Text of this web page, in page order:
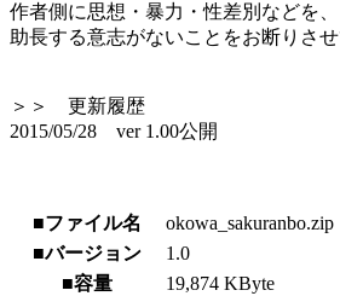
作者側に思想・暴力・性差別などを、
助長する意志がないことをお断りさせ
＞＞ 更新履歴
2015/05/28 ver 1.00公開
■ファイル名
okowa_sakuranbo.zip
■バージョン
1.0
■容量
19,874 KByte